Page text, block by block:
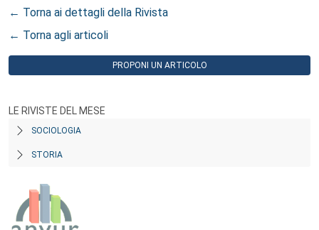
← Torna ai dettagli della Rivista
← Torna agli articoli
PROPONI UN ARTICOLO
LE RIVISTE DEL MESE
SOCIOLOGIA
STORIA